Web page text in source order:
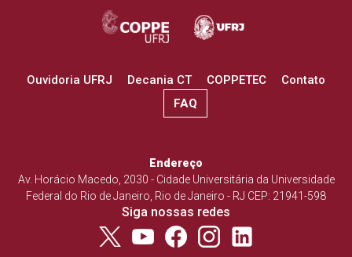
Ouvidoria UFRJ Decania CT COPPETEC
Contato
FAQ
Endereço
Av. Horácio Macedo, 2030 - Cidade Universitária da Universidade
Federal do Rio de Janeiro, Rio de Janeiro - RJ CEP: 21941-598
Siga nossas redes